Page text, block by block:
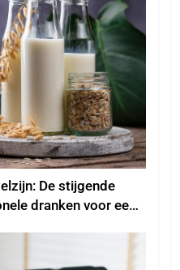
De stijgende
dranken voor een